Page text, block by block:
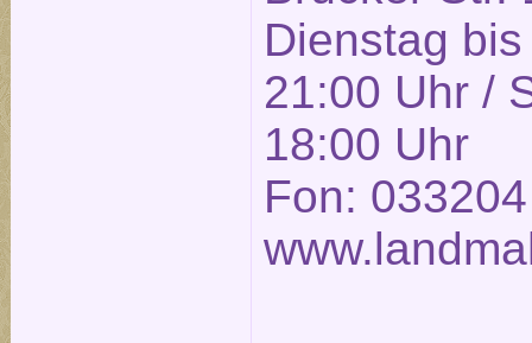
Dienstag
21:00 Uhr /
18:00 Uhr
Fon: